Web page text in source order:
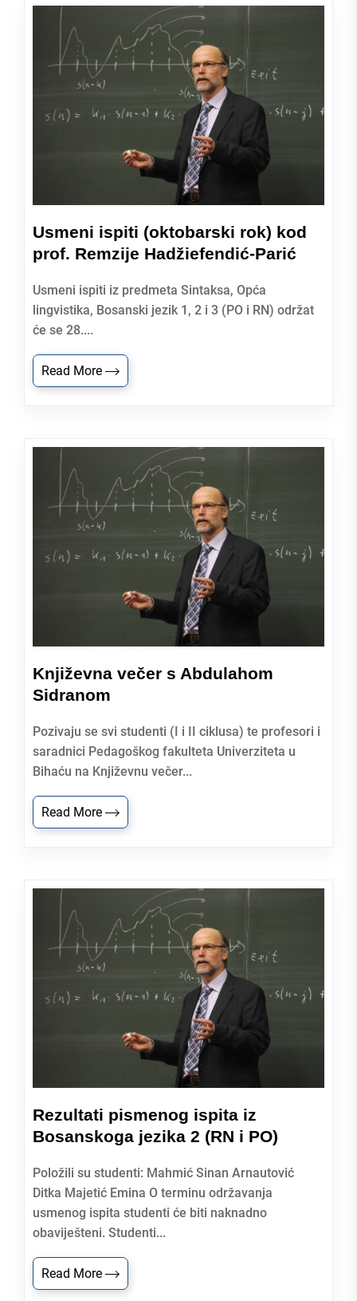
Usmeni ispiti (oktobarski rok) kod
prof. Remzije Hadžiefendić-Parić
Usmeni ispiti iz predmeta Sintaksa, Opća
lingvistika, Bosanski jezik 1, 2 i 3 (PO i RN) održat
će se 28....
Read More
Književna večer s Abdulahom
Sidranom
Pozivaju se svi studenti (I i II ciklusa) te profesori i
saradnici Pedagoškog fakulteta Univerziteta u
Bihaću na Književnu večer...
Read More
Rezultati pismenog ispita iz
Bosanskoga jezika 2 (RN i PO)
Položili su studenti: Mahmić Sinan Arnautović
Ditka Majetić Emina O terminu održavanja
usmenog ispita studenti će biti naknadno
obaviješteni. Studenti...
Read More